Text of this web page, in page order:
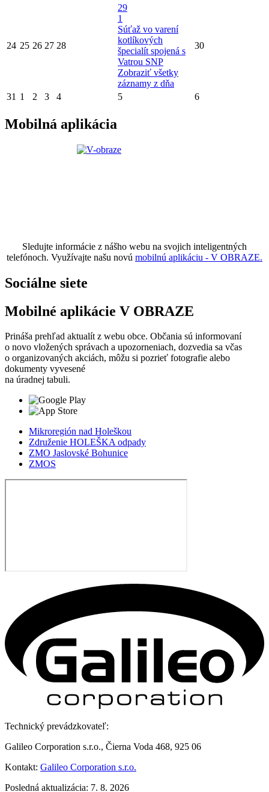
24 25 26 27 28
29
1
Súťaž vo varení
kotlíkových
špecialít spojená s
Vatrou SNP
Zobraziť všetky
záznamy z dňa
30
31 1 2 3 4 5 6
Mobilná aplikácia
Sledujte informácie z nášho webu na svojich inteligentných
telefónoch. Využívajte našu novú mobilnú aplikáciu - V OBRAZE.
Sociálne siete
Mobilné aplikácie V OBRAZE
Prináša prehľad aktualít z webu obce. Občania sú informovaní
o novo vložených správach a upozorneniach, dozvedia sa včas
o organizovaných akciách, môžu si pozrieť fotografie alebo
dokumenty vyvesené
na úradnej tabuli.
Mikroregión nad Holeškou
Združenie HOLEŠKA odpady
ZMO Jaslovské Bohunice
ZMOS
Technický prevádzkovateľ:
Galileo Corporation s.r.o., Čierna Voda 468, 925 06
Kontakt: Galileo Corporation s.r.o.
Posledná aktualizácia: 7. 8. 2026